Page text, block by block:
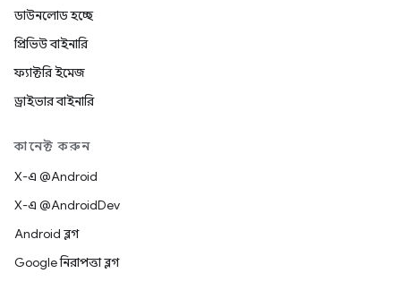
ডাউনলোড হচ্ছে
প্রিভিউ বাইনারি
ফ্যাক্টরি ইমেজ
ড্রাইভার বাইনারি
কানেক্ট করুন
X-এ @Android
X-এ @AndroidDev
Android ব্লগ
Google নিরাপত্তা ব্লগ